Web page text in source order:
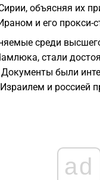
объясняя их
и его
среди
стали
были
и россией
ad